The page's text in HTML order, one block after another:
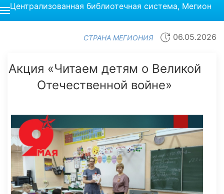
Централизованная библиотечная система, Мегион
СТРАНА МЕГИОНИЯ 06.05.2026
Акция «Читаем детям о Великой
Отечественной войне»